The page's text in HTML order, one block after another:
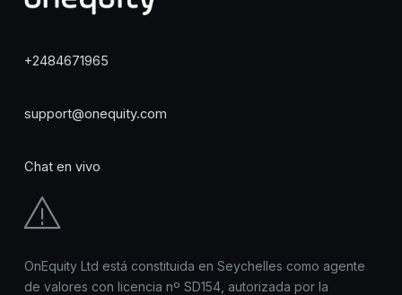
+2484671965
support@onequity.com
Chat en vivo
OnEquity Ltd está constituida en Seychelles como agente
de valores con licencia nº SD154, autorizada por la